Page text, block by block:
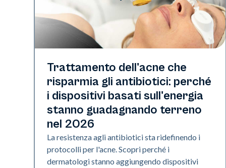
Salute della pelle
Trattamento dell'acne che
risparmia gli antibiotici: perché
i dispositivi basati sull'energia
stanno guadagnando terreno
nel 2026
La resistenza agli antibiotici sta ridefinendo i
protocolli per l'acne. Scopri perché i
dermatologi stanno aggiungendo dispositivi